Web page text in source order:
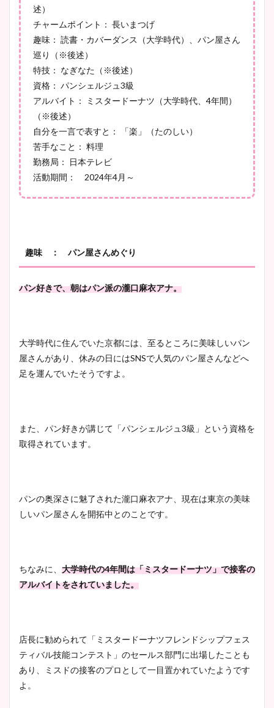
述）
チャームポイント： 長いまつげ
趣味： 読書・カバーダンス（大学時代）、パン屋さん
巡り（※後述）
特技： なぎなた（※後述）
資格： パンシェルジュ3級
アルバイト： ミスタードーナツ（大学時代、4年間）
（※後述）
自分を一言で表すと： 「楽」（たのしい）
苦手なこと： 料理
勤務局： 日本テレビ
活動期間： 2024年4月～
趣味 ： パン屋さんめぐり
パン好きで、朝はパン派の瀧口麻衣アナ。
大学時代に住んでいた京都には、至るところに美味しいパン
屋さんがあり、休みの日にはSNSで人気のパン屋さんなどへ
足を運んでいたそうですよ。
また、パン好きが講じて「パンシェルジュ3級」という資格を
取得されています。
パンの奥深さに魅了された瀧口麻衣アナ、現在は東京の美味
しいパン屋さんを開拓中とのことです。
ちなみに、 大学時代の4年間は「ミスタードーナツ」で接客の
アルバイトをされていました。
店長に勧められて「ミスタードーナツフレンドシップフェス
ティバル技能コンテスト」のセールス部門に出場したことも
あり、ミスドの接客のプロとして一目置かれていたようです
よ。